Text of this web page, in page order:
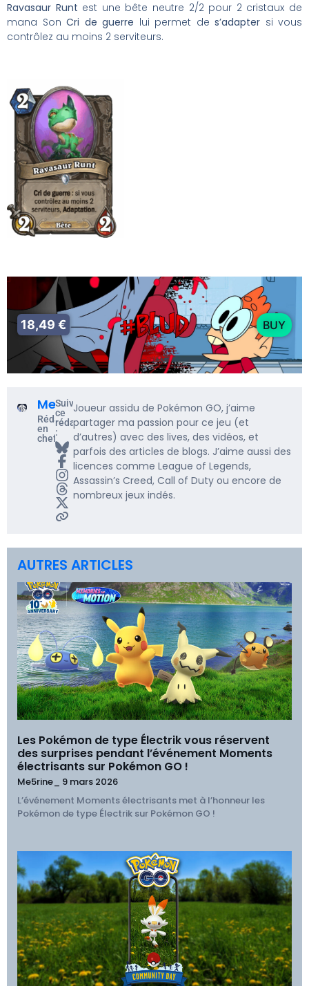
Ravasaur Runt est une bête neutre 2/2 pour 2cristaux de
mana Son Cri de guerre lui permet de s’adapter si vous
contrôlez au moins 2 serviteurs.
18,49 € BUY
Me5rine_
Rédacteur
en
chef
Suivre
ce
rédacteur
:
Joueur assidu de Pokémon GO, j’aime
partager ma passion pour ce jeu (et
d’autres) avec des lives, des vidéos, et
parfois des articles de blogs. J’aime aussi des
licences comme League of Legends,
Assassin’s Creed, Call of Duty ou encore de
nombreux jeux indés.
AUTRES ARTICLES
Les Pokémon de type Électrik vous réservent
des surprises pendant l’événement Moments
électrisants sur Pokémon GO !
Me5rine_ 9 mars 2026
L’événement Moments électrisants met à l’honneur les
Pokémon de type Électrik sur Pokémon GO !